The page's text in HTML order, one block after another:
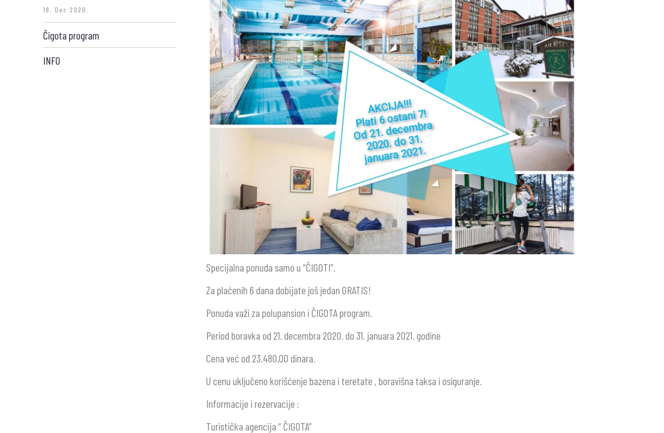
18. Dec 2020.
Čigota program
INFO
Specijalna ponuda samo u “ČIGOTI”.
Za plaćenih 6 dana dobijate još jedan GRATIS!
Ponuda važi za polupansion i ČIGOTA program.
Period boravka od 21. decembra 2020. do 31. januara 2021. godine
Cena već od 23.480,00 dinara.
U cenu uključeno korišćenje bazena i teretate , boravišna taksa i osiguranje.
Informacije i rezervacije :
Turistička agencija “ ČIGOTA”